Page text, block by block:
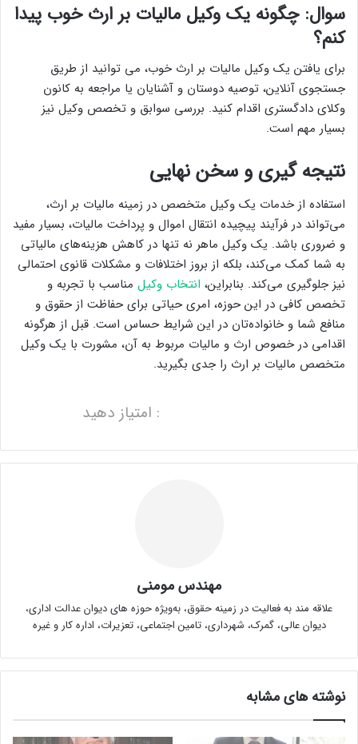
سوال: چگونه یک وکیل مالیات بر ارث خوب پیدا
کنم؟
برای یافتن یک وکیل مالیات بر ارث خوب، می توانید از طریق
جستجوی آنلاین، توصیه دوستان و آشنایان یا مراجعه به کانون
وکلای دادگستری اقدام کنید. بررسی سوابق و تخصص وکیل نیز
بسیار مهم است.
نتیجه گیری و سخن نهایی
استفاده از خدمات یک وکیل متخصص در زمینه مالیات بر ارث،
می‌تواند در فرآیند پیچیده انتقال اموال و پرداخت مالیات، بسیار مفید
و ضروری باشد. یک وکیل ماهر نه تنها در کاهش هزینه‌های مالیاتی
به شما کمک می‌کند، بلکه از بروز اختلافات و مشکلات قانوی احتمالی
نیز جلوگیری می‌کند. بنابراین، انتخاب وکیل مناسب با تجربه و
تخصص کافی در این حوزه، امری حیاتی برای حفاظت از حقوق و
منافع شما و خانواده‌تان در این شرایط حساس است. قبل از هرگونه
اقدامی در خصوص ارث و مالیات مربوط به آن، مشورت با یک وکیل
متخصص مالیات بر ارث را جدی بگیرید.
: امتیاز دهید
مهندس مومنی
علاقه مند به فعالیت در زمینه حقوق، به‌ویژه حوزه های دیوان عدالت اداری،
دیوان عالی، گمرک، شهرداری، تامین اجتماعی، تعزیرات، اداره کار و غیره
نوشته های مشابه